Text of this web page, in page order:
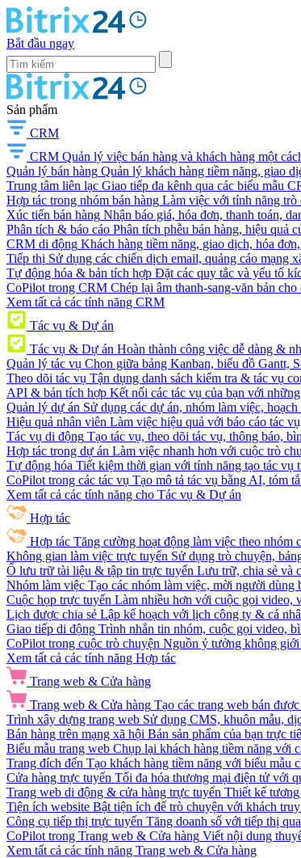
Bắt đầu ngay
Sản phẩm
CRM
CRM Quản lý việc bán hàng và khách hàng một
Quản lý bán hàng Quản lý khách hàng tiềm năng, giao
Trung tâm liên lạc Giao tiếp đa kênh qua các biểu mẫu
Hợp tác trong nhóm bán hàng Làm việc với tính năng
Xúc tiến bán hàng Nhận báo giá, hóa đơn, thanh toán,
Phân tích & báo cáo Phân tích phễu bán hàng, hiệu quả
CRM di động Khách hàng tiềm năng, giao dịch, hóa
Tiếp thị Sử dụng các chiến dịch email, quảng cáo mạng
Tự động hóa & bản tích hợp Đặt các quy tắc và yếu tố
CoPilot trong CRM Chép lại âm thanh-sang-văn bản
Xem tất cả các tính năng CRM
Tác vụ & Dự án
Tác vụ & Dự án Hoàn thành công việc dễ dàng &
Quản lý tác vụ Chọn giữa bảng Kanban, biểu đồ Gantt,
Theo dõi tác vụ Tận dụng danh sách kiểm tra & tác vụ
API & bản tích hợp Kết nối các tác vụ của bạn với
Quản lý dự án Sử dụng các dự án, nhóm làm việc,
Hiệu quả nhân viên Làm việc hiệu quả với báo cáo tác
Tác vụ di động Tạo tác vụ, theo dõi tác vụ, thông báo,
Hợp tác trong dự án Làm việc nhanh hơn với cuộc trò
Tự động hóa Tiết kiệm thời gian với tính năng tạo tác
CoPilot trong các tác vụ Tạo mô tả tác vụ bằng AI, tóm
Xem tất cả các tính năng cho Tác vụ & Dự án
Hợp tác
Hợp tác Tăng cường hoạt động làm việc theo nhóm
Không gian làm việc trực tuyến Sử dụng trò chuyện,
Ổ lưu trữ tài liệu & tập tin trực tuyến Lưu trữ, chia sẻ và
Nhóm làm việc Tạo các nhóm làm việc, mời người dùng
Cuộc họp trực tuyến Làm nhiều hơn với cuộc gọi video,
Lịch được chia sẻ Lập kế hoạch với lịch công ty & cá
Giao tiếp di động Trình nhắn tin nhóm, cuộc gọi video,
CoPilot trong cuộc trò chuyện Nguồn ý tưởng không
Xem tất cả các tính năng Hợp tác
Trang web & Cửa hàng
Trang web & Cửa hàng Tạo các trang web bán
Trình xây dựng trang web Sử dụng CMS, khuôn mẫu,
Bán hàng trên mạng xã hội Bán sản phẩm của bạn trực
Biểu mẫu trang web Chụp lại khách hàng tiềm năng với
Trang đích đến Tạo khách hàng tiềm năng với biểu mẫu
Cửa hàng trực tuyến Tối đa hóa thương mại điện tử với
Trang web di động & cửa hàng trực tuyến Thiết kế
Tiện ích website Bật tiện ích để trò chuyện với khách
Công cụ tiếp thị trực tuyến Tăng doanh số với tiếp thị
CoPilot trong Trang web & Cửa hàng Viết nội dung
Xem tất cả các tính năng Trang web & Cửa hàng